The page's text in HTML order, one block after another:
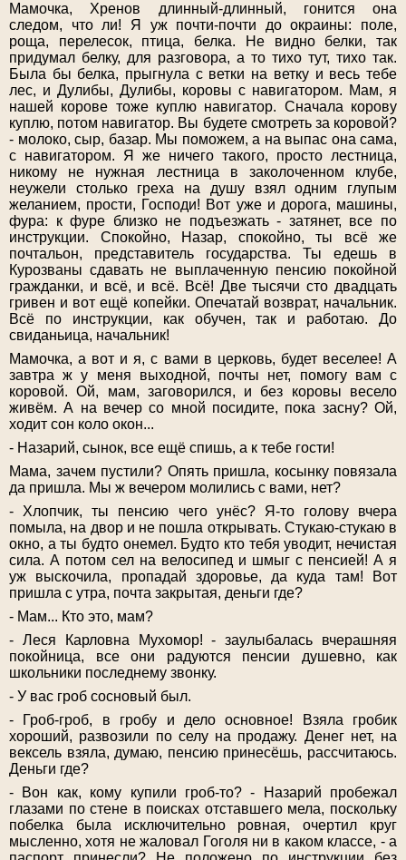
Мамочка, Хренов длинный-длинный, гонится она
следом, что ли! Я уж почти-почти до окраины: поле,
роща, перелесок, птица, белка. Не видно белки, так
придумал белку, для разговора, а то тихо тут, тихо так.
Была бы белка, прыгнула с ветки на ветку и весь тебе
лес, и Дулибы, Дулибы, коровы с навигатором. Мам, я
нашей корове тоже куплю навигатор. Сначала корову
куплю, потом навигатор. Вы будете смотреть за коровой?
- молоко, сыр, базар. Мы поможем, а на выпас она сама,
с навигатором. Я же ничего такого, просто лестница,
никому не нужная лестница в заколоченном клубе,
неужели столько греха на душу взял одним глупым
желанием, прости, Господи! Вот уже и дорога, машины,
фура: к фуре близко не подъезжать - затянет, все по
инструкции. Спокойно, Назар, спокойно, ты всё же
почтальон, представитель государства. Ты едешь в
Курозваны сдавать не выплаченную пенсию покойной
гражданки, и всё, и всё. Всё! Две тысячи сто двадцать
гривен и вот ещё копейки. Опечатай возврат, начальник.
Всё по инструкции, как обучен, так и работаю. До
свиданьица, начальник!
Мамочка, а вот и я, с вами в церковь, будет веселее! А
завтра ж у меня выходной, почты нет, помогу вам с
коровой. Ой, мам, заговорился, и без коровы весело
живём. А на вечер со мной посидите, пока засну? Ой,
ходит сон коло окон...
- Назарий, сынок, все ещё спишь, а к тебе гости!
Мама, зачем пустили? Опять пришла, косынку повязала
да пришла. Мы ж вечером молились с вами, нет?
- Хлопчик, ты пенсию чего унёс? Я-то голову вчера
помыла, на двор и не пошла открывать. Стукаю-стукаю в
окно, а ты будто онемел. Будто кто тебя уводит, нечистая
сила. А потом сел на велосипед и шмыг с пенсией! А я
уж выскочила, пропадай здоровье, да куда там! Вот
пришла с утра, почта закрытая, деньги где?
- Мам... Кто это, мам?
- Леся Карловна Мухомор! - заулыбалась вчерашняя
покойница, все они радуются пенсии душевно, как
школьники последнему звонку.
- У вас гроб сосновый был.
- Гроб-гроб, в гробу и дело основное! Взяла гробик
хороший, развозили по селу на продажу. Денег нет, на
вексель взяла, думаю, пенсию принесёшь, рассчитаюсь.
Деньги где?
- Вон как, кому купили гроб-то? - Назарий пробежал
глазами по стене в поисках отставшего мела, поскольку
побелка была исключительно ровная, очертил круг
мысленно, хотя не жаловал Гоголя ни в каком классе, - а